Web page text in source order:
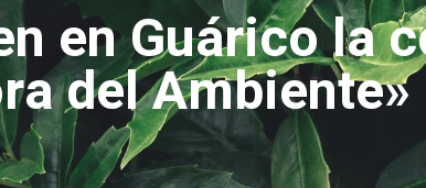
en Guárico la
del Ambiente»